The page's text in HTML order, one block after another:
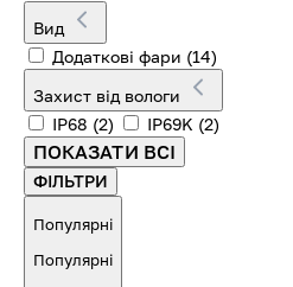
Вид
Додаткові фари (14)
Захист від вологи
IP68 (2) IP69K (2)
ПОКАЗАТИ ВСІ
ФІЛЬТРИ
Популярні
Популярні